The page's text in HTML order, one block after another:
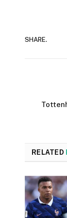
SHARE.
RELATED